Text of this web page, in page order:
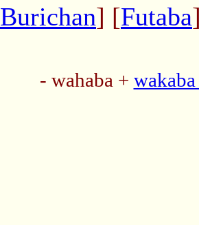
Burichan] [Futaba
- wahaba +